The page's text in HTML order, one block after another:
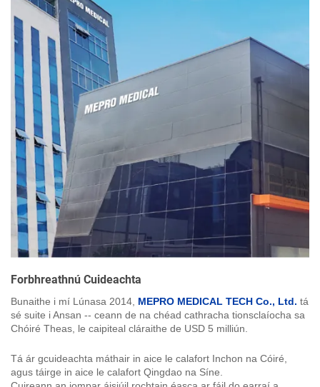
Forbhreathnú Cuideachta
Bunaithe i mí Lúnasa 2014, MEPRO MEDICAL TECH Co., Ltd. tá
sé suite i Ansan -- ceann de na chéad cathracha tionsclaíocha sa
Chóiré Theas, le caipiteal cláraithe de USD 5 milliún.
Tá ár gcuideachta máthair in aice le calafort Inchon na Cóiré,
agus táirge in aice le calafort Qingdao na Síne.